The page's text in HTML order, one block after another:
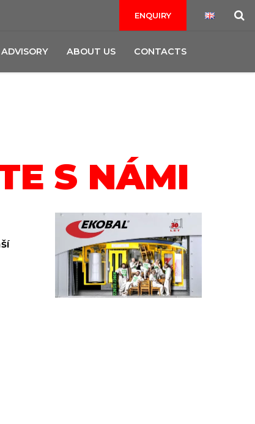
ENQUIRY
ADVISORY ABOUT US CONTACTS
S NÁMI